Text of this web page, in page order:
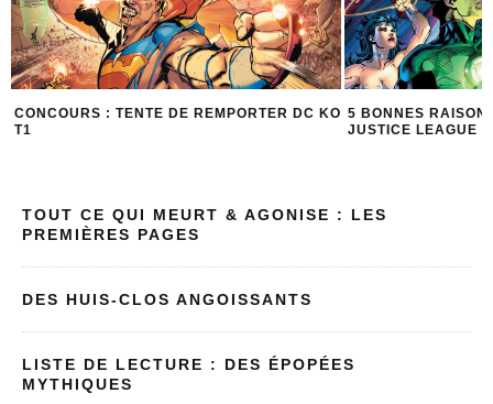
CONCOURS : TENTE DE REMPORTER DC KO
T1
5 BONNES
JUSTICE LEAGUE
TOUT CE QUI MEURT & AGONISE : LES
PREMIÈRES PAGES
DES HUIS-CLOS ANGOISSANTS
LISTE DE LECTURE : DES ÉPOPÉES
MYTHIQUES